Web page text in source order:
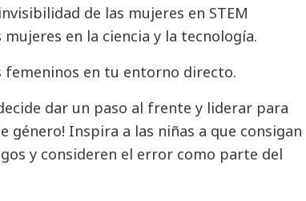
de las mujeres en STEM
mujeres en la ciencia y la tecnología.
femeninos en tu entorno directo.
dar un paso al frente y liderar para
género! Inspira a las niñas a que consigan
y consideren el error como parte del